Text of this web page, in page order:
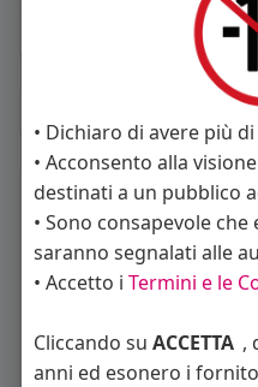
donne
Seguiti(11)
• Dichiaro di avere più
• Acconsento alla
destinati a un pubblico
• Sono consapevole
saranno segnalati alle
• Accetto i Termini e le
Cliccando su ACCETTA ,
anni ed esonero i